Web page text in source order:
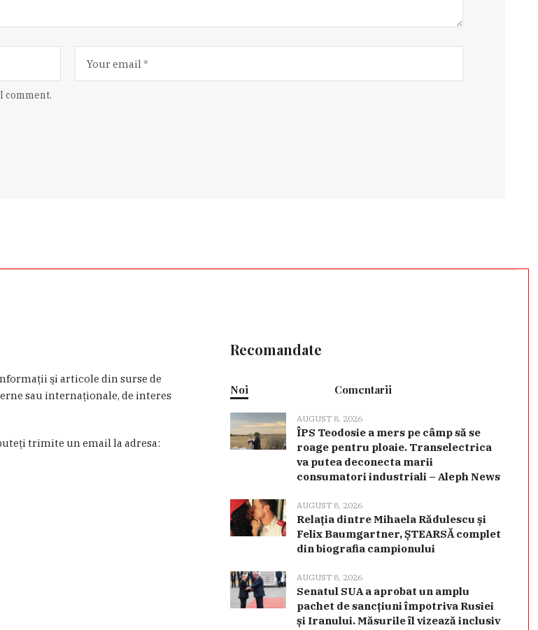
comment.
şi articole din surse de
sau internaţionale, de interes
trimite un email la adresa:
Recomandate
Noi Comentarii
AUGUST 8, 2026
ÎPS Teodosie a mers pe câmp să se
roage pentru ploaie. Transelectrica
va putea deconecta marii
consumatori industriali – Aleph News
AUGUST 8, 2026
Relația dintre Mihaela Rădulescu și
Felix Baumgartner, ȘTEARSĂ complet
din biografia campionului
AUGUST 8, 2026
Senatul SUA a aprobat un amplu
pachet de sancțiuni împotriva Rusiei
și Iranului. Măsurile îl vizează inclusiv